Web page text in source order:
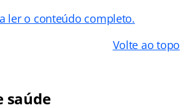
ler o conteúdo completo.
Volte ao topo
saúde